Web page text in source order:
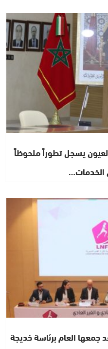
يسجل تطوراً ملحوظاً
جمعها العام برئاسة خديجة